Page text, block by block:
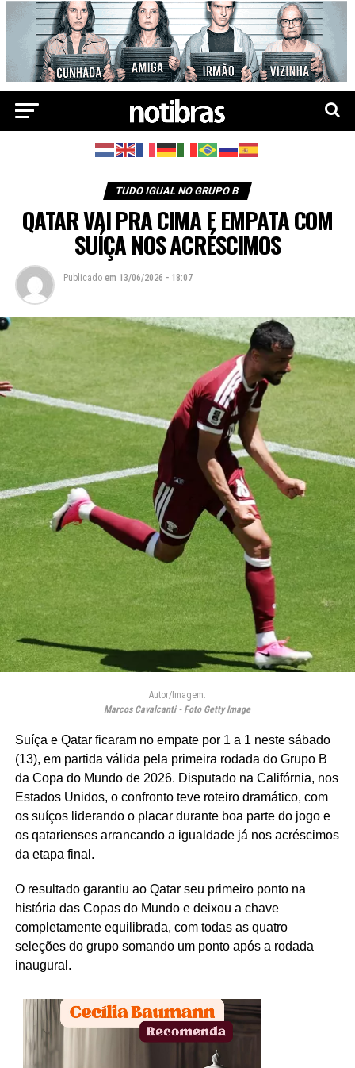
TUDO IGUAL NO GRUPO B
QATAR VAI PRA CIMA E EMPATA COM
SUÍÇA NOS ACRÉSCIMOS
Publicado em 13/06/2026 - 18:07
Autor/Imagem:
Marcos Cavalcanti - Foto Getty Image
Suíça e Qatar ficaram no empate por 1 a 1 neste sábado
(13), em partida válida pela primeira rodada do Grupo B
da Copa do Mundo de 2026. Disputado na Califórnia, nos
Estados Unidos, o confronto teve roteiro dramático, com
os suíços liderando o placar durante boa parte do jogo e
os qatarienses arrancando a igualdade já nos acréscimos
da etapa final.
O resultado garantiu ao Qatar seu primeiro ponto na
história das Copas do Mundo e deixou a chave
completamente equilibrada, com todas as quatro
seleções do grupo somando um ponto após a rodada
inaugural.